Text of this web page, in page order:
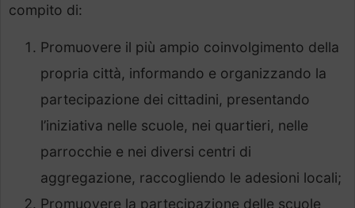
compito di:
Promuovere il più ampio coinvolgimento della
propria città, informando e organizzando la
partecipazione dei cittadini, presentando
l’iniziativa nelle scuole, nei quartieri, nelle
parrocchie e nei diversi centri di
aggregazione, raccogliendo le adesioni locali;
Promuovere la partecipazione delle scuole